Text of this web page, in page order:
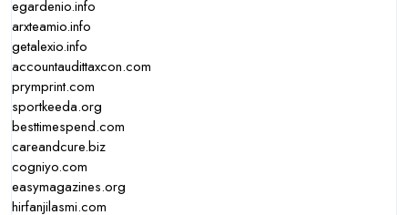
egardenio.info
arxteamio.info
getalexio.info
accountaudittaxcon.com
prymprint.com
sportkeeda.org
besttimespend.com
careandcure.biz
cogniyo.com
easymagazines.org
hirfanjilasmi.com